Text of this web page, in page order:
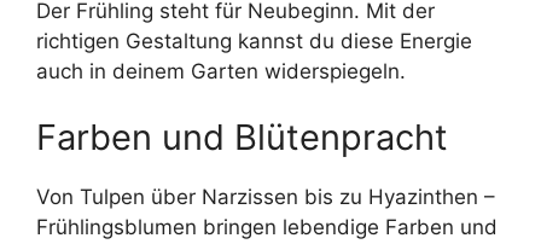
Der Frühling steht für Neubeginn. Mit der
richtigen Gestaltung kannst du diese Energie
auch in deinem Garten widerspiegeln.
Farben und Blütenpracht
Von Tulpen über Narzissen bis zu Hyazinthen –
Frühlingsblumen bringen lebendige Farben und